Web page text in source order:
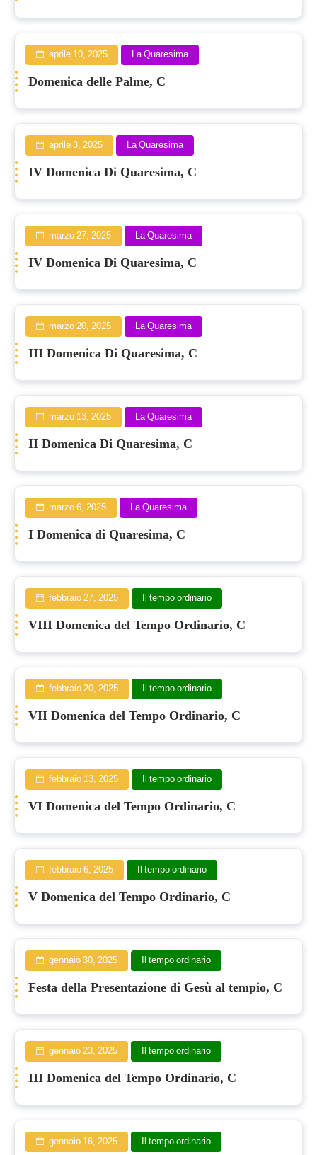
aprile 10, 2025 La Quaresima
Domenica delle Palme, C
aprile 3, 2025 La Quaresima
IV Domenica Di Quaresima, C
marzo 27, 2025 La Quaresima
IV Domenica Di Quaresima, C
marzo 20, 2025 La Quaresima
III Domenica Di Quaresima, C
marzo 13, 2025 La Quaresima
II Domenica Di Quaresima, C
marzo 6, 2025 La Quaresima
I Domenica di Quaresima, C
febbraio 27, 2025 Il tempo ordinario
VIII Domenica del Tempo Ordinario, C
febbraio 20, 2025 Il tempo ordinario
VII Domenica del Tempo Ordinario, C
febbraio 13, 2025 Il tempo ordinario
VI Domenica del Tempo Ordinario, C
febbraio 6, 2025 Il tempo ordinario
V Domenica del Tempo Ordinario, C
gennaio 30, 2025 Il tempo ordinario
Festa della Presentazione di Gesù al tempio, C
gennaio 23, 2025 Il tempo ordinario
III Domenica del Tempo Ordinario, C
gennaio 16, 2025 Il tempo ordinario